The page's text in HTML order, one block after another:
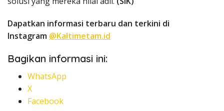
Dapatkan informasi terbaru dan terkini di
Instagram @Kaltimetam.id
Bagikan informasi ini:
WhatsApp
X
Facebook